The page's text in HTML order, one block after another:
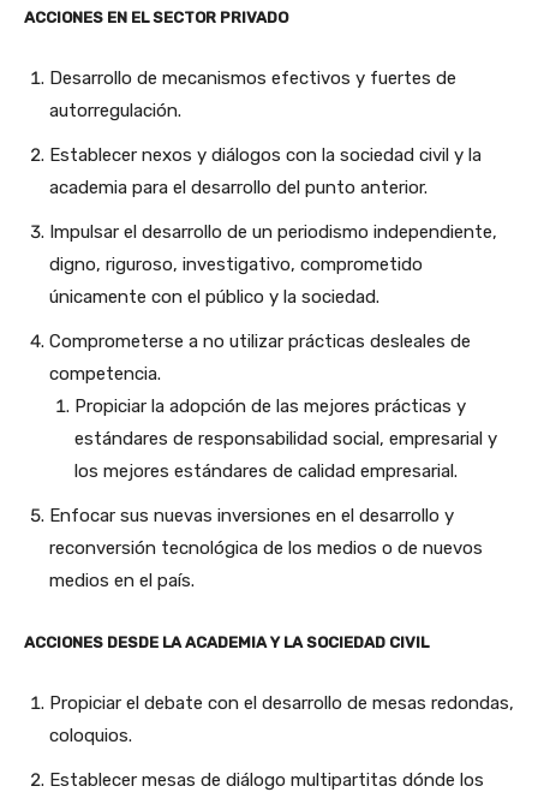
ACCIONES EN EL SECTOR PRIVADO
Desarrollo de mecanismos efectivos y fuertes de
autorregulación.
Establecer nexos y diálogos con la sociedad civil y la
academia para el desarrollo del punto anterior.
Impulsar el desarrollo de un periodismo independiente,
digno, riguroso, investigativo, comprometido
únicamente con el público y la sociedad.
Comprometerse a no utilizar prácticas desleales de
competencia.
Propiciar la adopción de las mejores prácticas y
estándares de responsabilidad social, empresarial y
los mejores estándares de calidad empresarial.
Enfocar sus nuevas inversiones en el desarrollo y
reconversión tecnológica de los medios o de nuevos
medios en el país.
ACCIONES DESDE LA ACADEMIA Y LA SOCIEDAD CIVIL
Propiciar el debate con el desarrollo de mesas redondas,
coloquios.
Establecer mesas de diálogo multipartitas dónde los